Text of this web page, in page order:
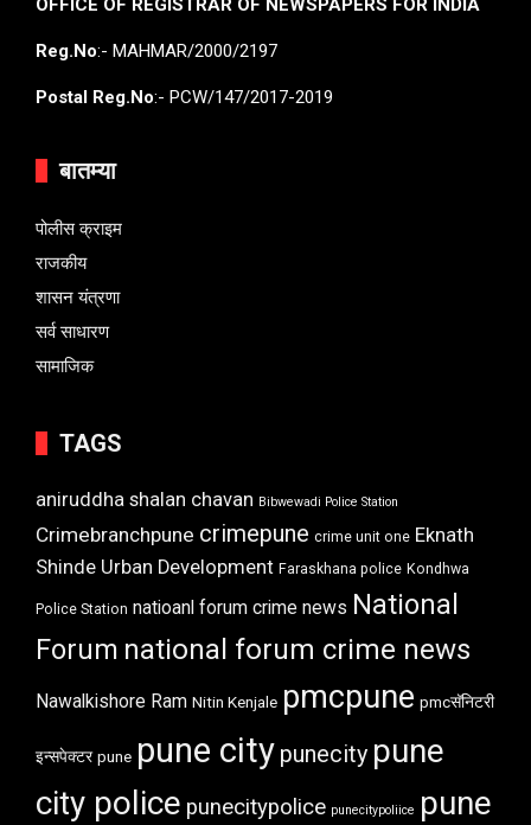
OFFICE OF REGISTRAR OF NEWSPAPERS FOR INDIA
Reg.No:- MAHMAR/2000/2197
Postal Reg.No:- PCW/147/2017-2019
बातम्या
पोलीस क्राइम
राजकीय
शासन यंत्रणा
सर्व साधारण
सामाजिक
TAGS
aniruddha shalan chavan Bibwewadi Police Station
Crimebranchpune crimepune crime unit one Eknath
Shinde Urban Development Faraskhana police Kondhwa
Police Station natioanl forum crime news National
Forum national forum crime news
Nawalkishore Ram Nitin Kenjale pmcpune pmcसॅनिटरी
इन्सपेक्टर pune pune city punecity pune
city police punecitypolice punecitypoliice pune